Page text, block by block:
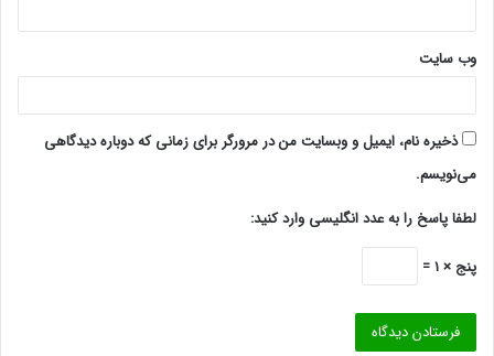
وب‌ سایت
ذخیره نام، ایمیل و وبسایت من در مرورگر برای زمانی که دوباره دیدگاهی
می‌نویسم.
لطفا پاسخ را به عدد انگلیسی وارد کنید:
پنج × 1 =